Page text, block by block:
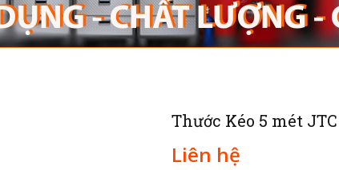
Thước Kéo 5 mét
Liên hệ